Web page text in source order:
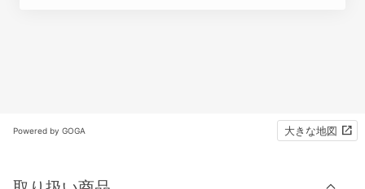
Powered by GOGA 大きな地図